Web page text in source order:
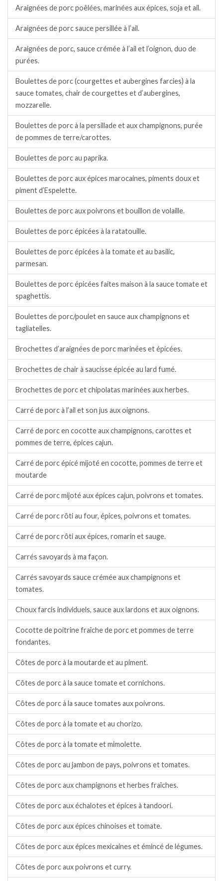
Araignées de porc poêlées, marinées aux épices, soja et ail.
Araignées de porc sauce persillée à l’ail.
Araignées de porc, sauce crémée à l’ail et l’oignon, duo de
purées.
Boulettes de porc (courgettes et aubergines farcies) à la
sauce tomates, chair de courgettes et d’aubergines,
mozzarelle.
Boulettes de porc à la persillade et aux champignons, purée
de pommes de terre/carottes.
Boulettes de porc au paprika.
Boulettes de porc aux épices marocaines, piments doux et
piment d’Espelette.
Boulettes de porc aux poivrons et bouillon de volaille.
Boulettes de porc épicées à la ratatouille.
Boulettes de porc épicées à la tomate et au basilic,
parmesan.
Boulettes de porc épicées faites maison à la sauce tomate et
spaghettis.
Boulettes de porc/poulet en sauce aux champignons et
tagliatelles.
Brochettes d’araignées de porc marinées et épicées.
Brochettes de chair à saucisse épicée au lard fumé.
Brochettes de porc et chipolatas marinées aux herbes.
Carré de porc à l’ail et son jus aux oignons.
Carré de porc en cocotte aux champignons, carottes et
pommes de terre, épices cajun.
Carré de porc épicé mijoté en cocotte, pommes de terre et
moutarde
Carré de porc mijoté aux épices cajun, poivrons et tomates.
Carré de porc rôti au four, épices, poivrons et tomates.
Carré de porc rôti aux épices, romarin et sauge.
Carrés savoyards à ma façon.
Carrés savoyards sauce crémée aux champignons et
tomates.
Choux farcis individuels, sauce aux lardons et aux oignons.
Cocotte de poitrine fraîche de porc et pommes de terre
fondantes.
Côtes de porc à la moutarde et au piment.
Côtes de porc à la sauce tomate et cornichons.
Côtes de porc à la sauce tomates aux poivrons.
Côtes de porc à la tomate et au chorizo.
Côtes de porc à la tomate et mimolette.
Côtes de porc au jambon de pays, poivrons et tomates.
Côtes de porc aux champignons et herbes fraîches.
Côtes de porc aux échalotes et épices à tandoori.
Côtes de porc aux épices chinoises et tomate.
Côtes de porc aux épices mexicaines et émincé de légumes.
Côtes de porc aux poivrons et curry.